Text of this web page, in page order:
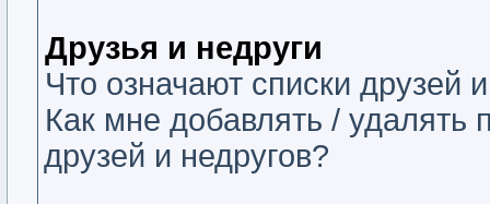
Друзья и недруги
Что означают списки друзей
Как мне добавлять / удалять
друзей и недругов?